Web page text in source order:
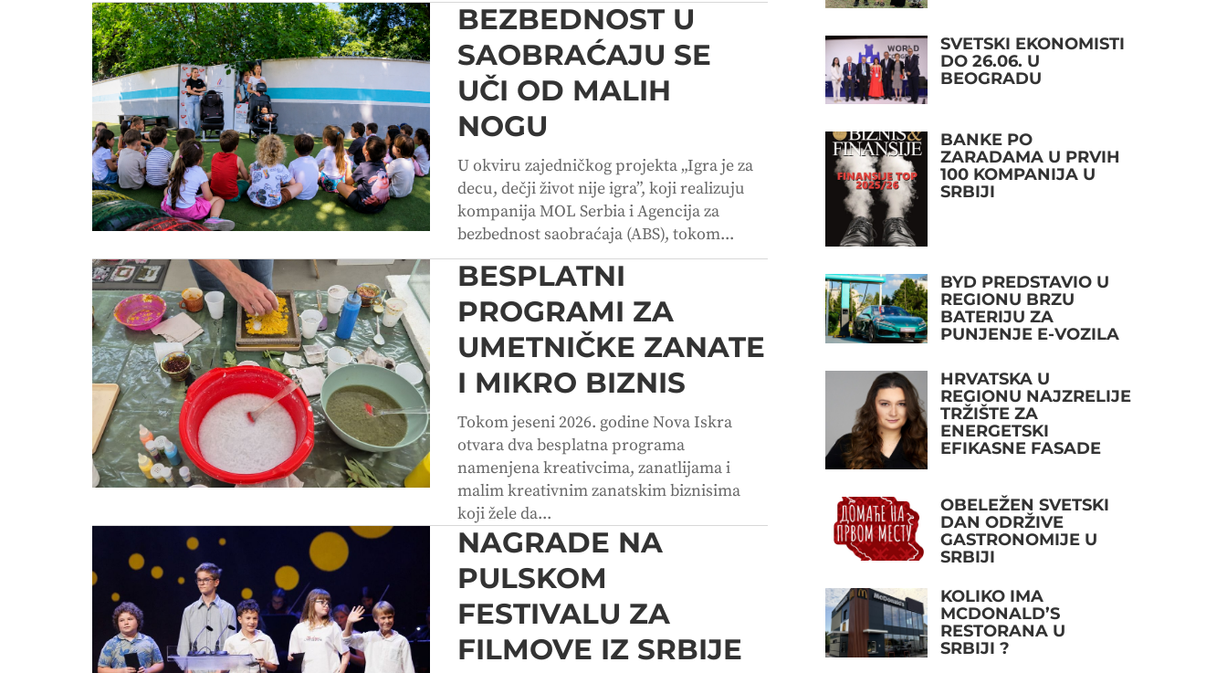
BEZBEDNOST U
SAOBRAĆAJU SE
UČI OD MALIH
NOGU
U okviru zajedničkog projekta „Igra je za
decu, dečji život nije igra”, koji realizuju
kompanija MOL Serbia i Agencija za
bezbednost saobraćaja (ABS), tokom...
BESPLATNI
PROGRAMI ZA
UMETNIČKE ZANATE
I MIKRO BIZNIS
Tokom jeseni 2026. godine Nova Iskra
otvara dva besplatna programa
namenjena kreativcima, zanatlijama i
malim kreativnim zanatskim biznisima
koji žele da...
NAGRADE NA
PULSKOM
FESTIVALU ZA
FILMOVE IZ SRBIJE
SVETSKI EKONOMISTI
DO 26.06. U
BEOGRADU
BANKE PO
ZARADAMA U PRVIH
100 KOMPANIJA U
SRBIJI
BYD PREDSTAVIO U
REGIONU BRZU
BATERIJU ZA
PUNJENJE E-VOZILA
HRVATSKA U
REGIONU NAJZRELIJE
TRŽIŠTE ZA
ENERGETSKI
EFIKASNE FASADE
OBELEŽEN SVETSKI
DAN ODRŽIVE
GASTRONOMIJE U
SRBIJI
KOLIKO IMA
MCDONALD’S
RESTORANA U
SRBIJI ?